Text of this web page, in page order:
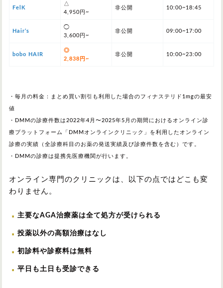
FelK
△
4,950円~
非公開 10:00~18:45
Hair’s
◯
3,600円~
非公開 09:00~17:00
bobo HAIR
◎
2,838円~
非公開 10:00~23:00
・毎月の料金：まとめ買い割引も利用した場合のフィナステリド1mgの最安
値
・DMMの診療件数は2022年4月〜2025年5月の期間におけるオンライン診
療プラットフォーム「DMMオンラインクリニック」を利用したオンライン
診療の実績（全診療科目のお薬の発送実績及び診療件数を含む）です。
・DMMの診療は提携先医療機関が行います。
オンライン専門のクリニックは、以下の点ではどこも変
わりません。
主要なAGA治療薬は全て処方が受けられる
投薬以外の高額治療はなし
初診料や診察料は無料
平日も土日も受診できる